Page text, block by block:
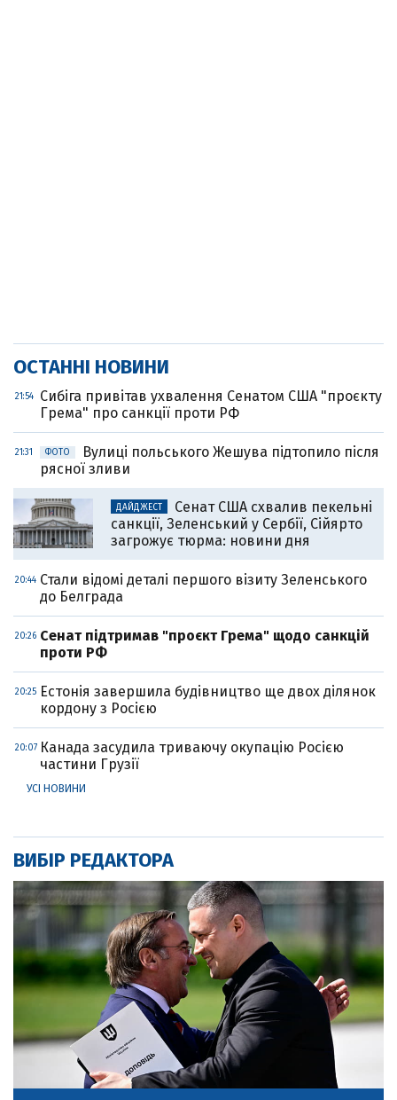
ОСТАННІ НОВИНИ
21:54
Cибіга привітав ухвалення Сенатом США "проєкту
Грема" про санкції проти РФ
21:31 ФОТО
Вулиці польського Жешува підтопило після
рясної зливи
ДАЙДЖЕСТ
Сенат США схвалив пекельні
санкції, Зеленський у Сербії, Сійярто
загрожує тюрма: новини дня
20:44 Стали відомі деталі першого візиту Зеленського
до Белграда
20:26 Cенат підтримав "проєкт Грема" щодо санкцій
проти РФ
20:25 Естонія завершила будівництво ще двох ділянок
кордону з Росією
20:07 Канада засудила триваючу окупацію Росією
частини Грузії
УСІ НОВИНИ
ВИБІР РЕДАКТОРА